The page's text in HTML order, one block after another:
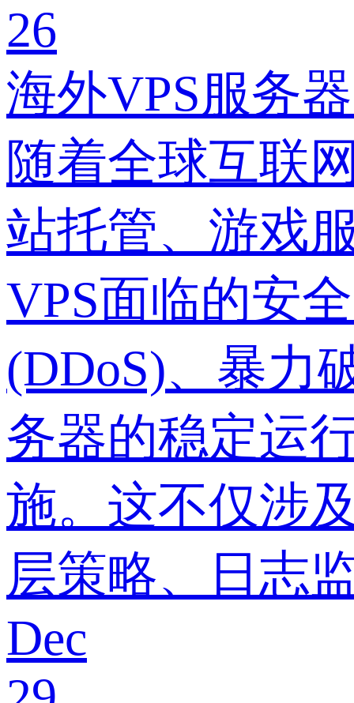
26
海外VPS服务
随着全球互联
站托管、游戏
VPS面临的安
(DDoS)、暴力
务器的稳定运
施。这不仅涉
层策略、日志
Dec